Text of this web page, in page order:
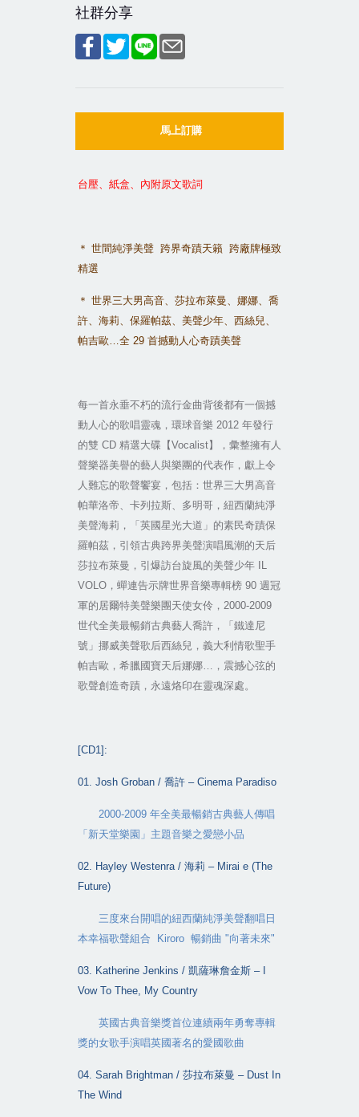
社群分享
馬上訂購
台壓、紙盒、內附原文歌詞
＊ 世間純淨美聲 跨界奇蹟天籟 跨廠牌極致
精選
＊ 世界三大男高音、莎拉布萊曼、娜娜、喬
許、海莉、保羅帕茲、美聲少年、西絲兒、
帕吉歐…全29 首撼動人心奇蹟美聲
每一首永垂不朽的流行金曲背後都有一個撼
動人心的歌唱靈魂，環球音樂 2012 年發行
的雙 CD 精選大碟【Vocalist】，彙整擁有人
聲樂器美譽的藝人與樂團的代表作，獻上令
人難忘的歌聲饗宴，包括：世界三大男高音
帕華洛帝、卡列拉斯、多明哥，紐西蘭純淨
美聲海莉，「英國星光大道」的素民奇蹟保
羅帕茲，引領古典跨界美聲演唱風潮的天后
莎拉布萊曼，引爆訪台旋風的美聲少年IL
VOLO，蟬連告示牌世界音樂專輯榜90 週冠
軍的居爾特美聲樂團天使女伶， 2000-2009
世代全美最暢銷古典藝人喬許，「鐵達尼
號」挪威美聲歌后西絲兒，義大利情歌聖手
帕吉歐，希臘國寶天后娜娜… ，震撼心弦的
歌聲創造奇蹟，永遠烙印在靈魂深處。
[CD1]:
01. Josh Groban / 喬許 – Cinema Paradiso
2000-2009年全美最暢銷古典藝人傳唱
「新天堂樂園」主題音樂之愛戀小品
02. Hayley Westenra / 海莉 – Mirai e (The
Future)
三度來台開唱的紐西蘭純淨美聲翻唱日
本幸福歌聲組合 Kiroro 暢銷曲 "向著未來"
03. Katherine Jenkins / 凱薩琳詹金斯 – I
Vow To Thee, My Country
英國古典音樂獎首位連續兩年勇奪專輯
獎的女歌手演唱英國著名的愛國歌曲
04. Sarah Brightman / 莎拉布萊曼 – Dust In
The Wind